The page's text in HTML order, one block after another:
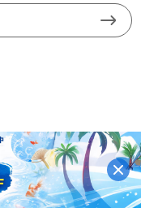
トーナー|利用規約と条件
Rights Reserved.